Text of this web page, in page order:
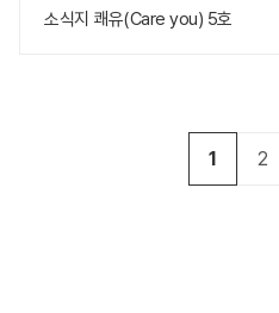
소식지 쾌유(Care you) 5호
1 2